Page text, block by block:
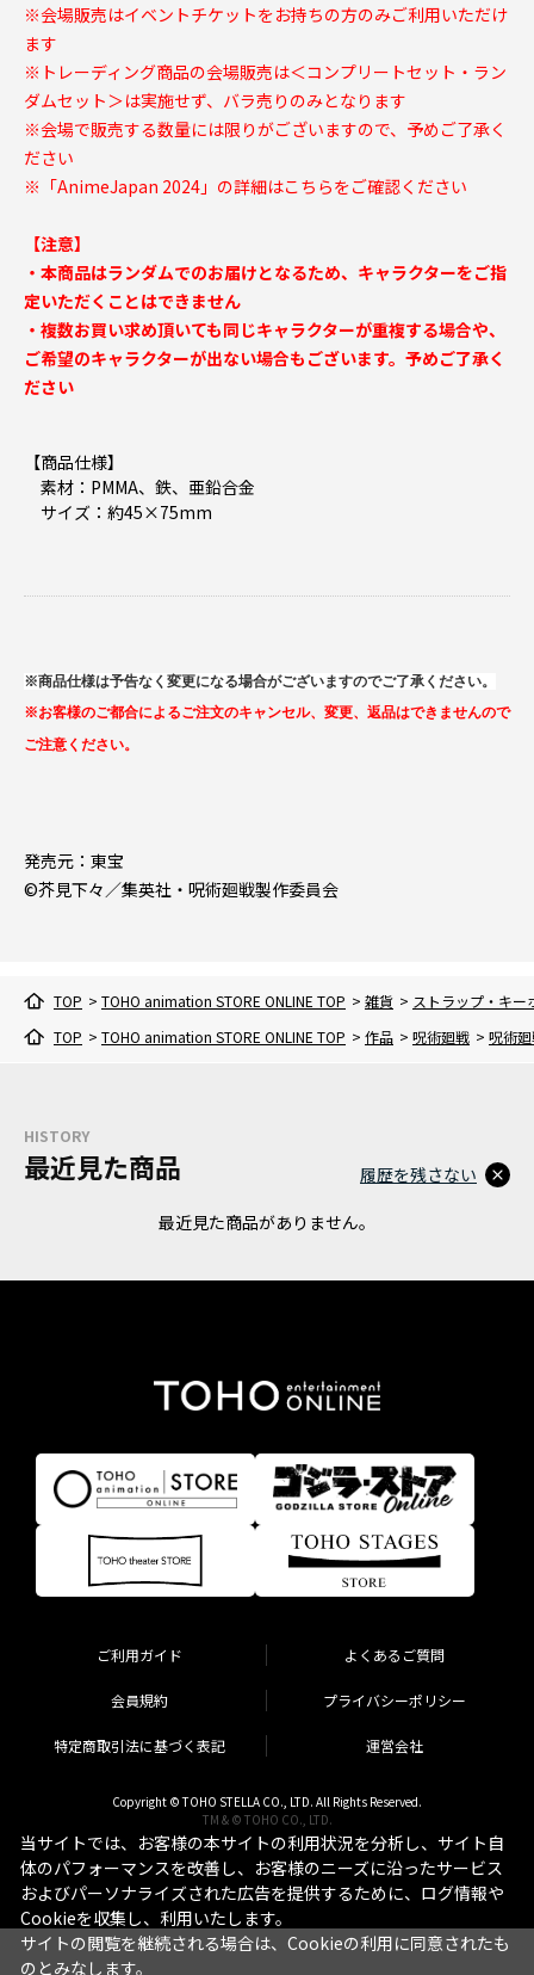
※会場販売はイベントチケットをお持ちの方のみご利用いただけ
ます
※トレーディング商品の会場販売は＜コンプリートセット・ラン
ダムセット＞は実施せず、バラ売りのみとなります
※会場で販売する数量には限りがございますので、予めご了承く
ださい
※「AnimeJapan 2024」の詳細はこちらをご確認ください
【注意】
・本商品はランダムでのお届けとなるため、キャラクターをご指
定いただくことはできません
・複数お買い求め頂いても同じキャラクターが重複する場合や、
ご希望のキャラクターが出ない場合もございます。予めご了承く
ださい
【商品仕様】
素材：PMMA、鉄、亜鉛合金
サイズ：約45×75mm
※商品仕様は予告なく変更になる場合がございますのでご了承ください。
※お客様のご都合によるご注文のキャンセル、変更、返品はできませんので
ご注意ください。
発売元：東宝
©芥見下々／集英社・呪術廻戦製作委員会
TOP > TOHO animation STORE ONLINE TOP > 雑貨 > ストラップ・キー
TOP > TOHO animation STORE ONLINE TOP > 作品 > 呪術廻戦 > 呪術
HISTORY
最近見た商品
最近見た商品がありません。
履歴を残さない
ご利用ガイド よくあるご質問
会員規約 プライバシーポリシー
特定商取引法に基づく表記 運営会社
Copyright © TOHO STELLA CO., LTD. All Rights Reserved.
TM & © TOHO CO., LTD.
当サイトでは、お客様の本サイトの利用状況を分析し、サイト自
体のパフォーマンスを改善し、お客様のニーズに沿ったサービス
およびパーソナライズされた広告を提供するために、ログ情報や
Cookieを収集し、利用いたします。
サイトの閲覧を継続される場合は、Cookieの利用に同意されたも
のとみなします。